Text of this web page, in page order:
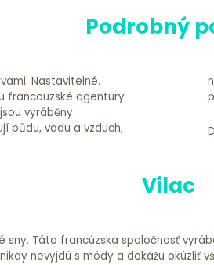
Podrobný
Nastavitelné.
francouzské agentury
vyráběny
půdu, vodu a vzduch,
200 cmPodporuje
Vilac
sny. Táto francúzska spoločnosť
nevyjdú s módy a dokážu okúzliť